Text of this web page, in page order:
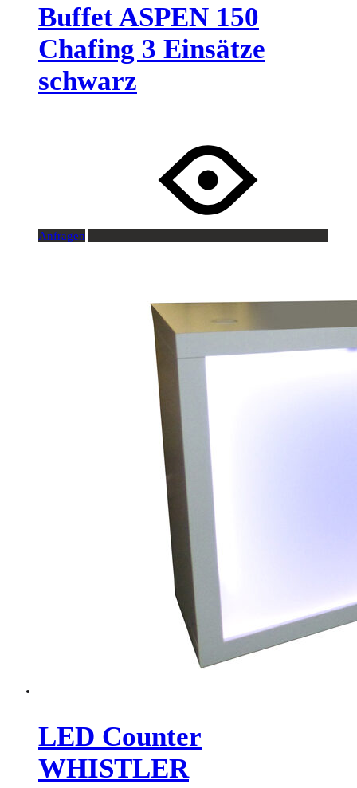
Buffet ASPEN 150
Chafing 3 Einsätze
schwarz
Anfragen
LED Counter
WHISTLER